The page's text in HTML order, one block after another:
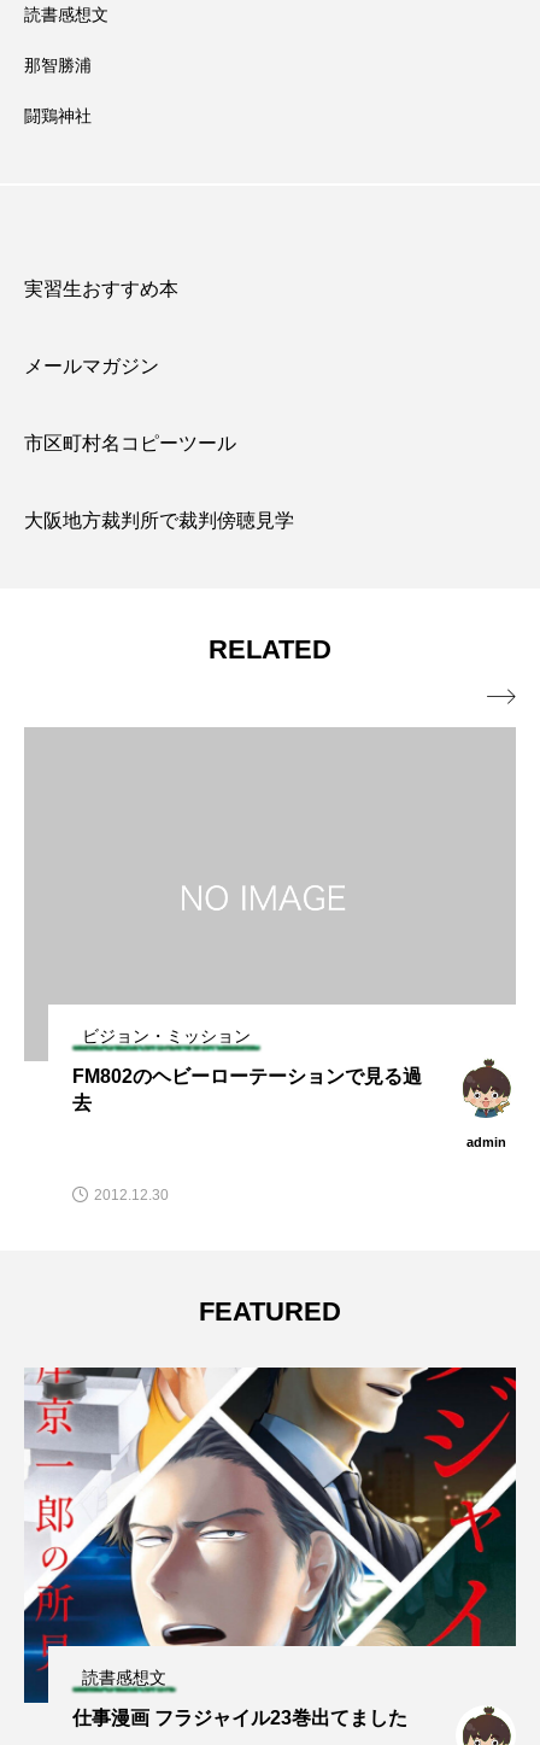
読書感想文
那智勝浦
闘鶏神社
実習生おすすめ本
メールマガジン
市区町村名コピーツール
大阪地方裁判所で裁判傍聴見学
RELATED
ビジョン・ミッション
FM802のヘビーローテーションで見る過
去
admin
2012.12.30

FEATURED
読書感想文
仕事漫画 フラジャイル23巻出てました